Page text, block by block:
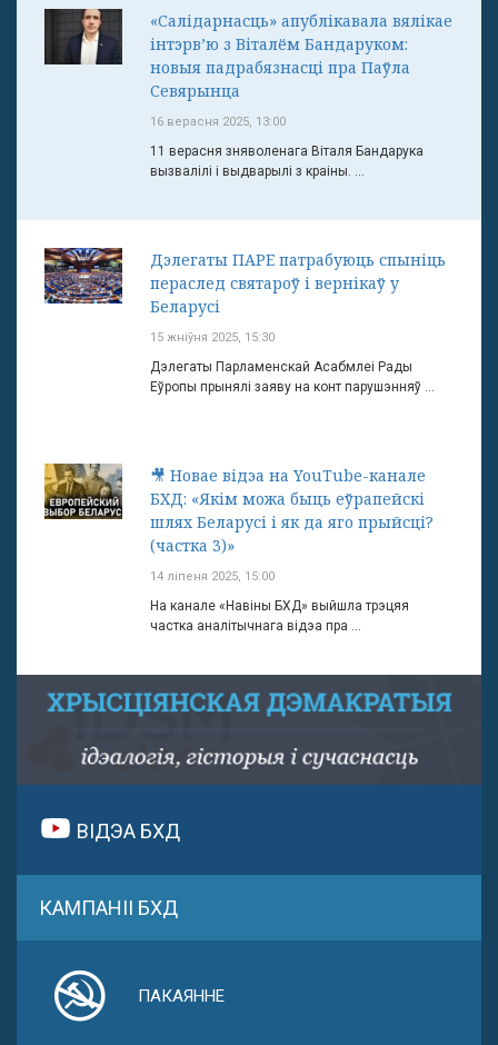
«Салідарнасць» апублікавала вялікае
інтэрв’ю з Віталём Бандаруком:
новыя падрабязнасці пра Паўла
Севярынца
16 верасня 2025, 13:00
11 верасня зняволенага Віталя Бандарука
вызвалілі і выдварылі з краіны. ...
Дэлегаты ПАРЕ патрабуюць спыніць
пераслед святароў і вернікаў у
Беларусі
15 жніўня 2025, 15:30
Дэлегаты Парламенскай Асабмлеі Рады
Еўропы прынялі заяву на конт парушэнняў ...
🎥 Новае відэа на YouTube-канале
БХД: «Якім можа быць еўрапейскі
шлях Беларусі і як да яго прыйсці?
(частка 3)»
14 ліпеня 2025, 15:00
На канале «Навіны БХД» выйшла трэцяя
частка аналітычнага відэа пра ...
ВІДЭА БХД
КАМПАНІІ БХД
ПАКАЯННЕ